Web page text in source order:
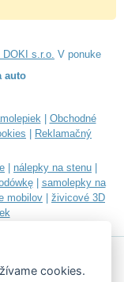
DOKI s.r.o. V ponuke
auto
| Obchodné
Reklamačný
nálepky na stenu
| samolepky na
mobilov
živicové 3D
cookies.